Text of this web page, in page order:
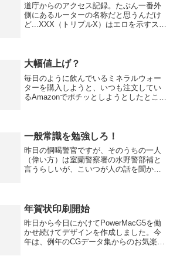
道庁からのアクセス記録。たぶん一番外
側にあるルーターの名称だと思うんだけ
ど...XXX（トリプルX）はエロを示すスラ
大幅値上げ？
毎日のように飲んでいるミネラルウォー
ターを購入しようと、いつも注文してい
るAmazonでポチッとしようとしたとこ
りの値段というか、...
一般常識を勉強しろ！
昨日の恫喝警官ですが、そのうちの一人
（偉い方）は室蘭警察署の水野警部補と
言うらしいが、こいつが人の話を聞かな
話を聞かない」バカ者だっ...
年賀状印刷開始
昨日から今日にかけてPowerMacG5を働
かせ続けてデザインを作成しました。今
年は、例年のCGデータ集からのお気楽レ